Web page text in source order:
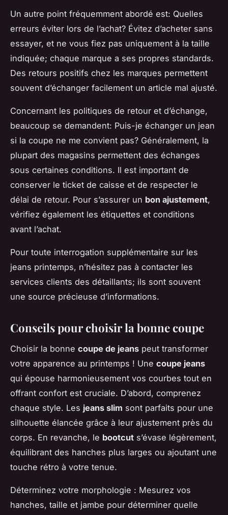
Un autre point fréquemment abordé est: Quelles
erreurs éviter lors de l’achat? Évitez d’acheter sans
essayer, et ne vous fiez pas uniquement à la taille
indiquée; chaque marque a ses propres standards.
Des retours positifs chez les marques permettent
souvent d’échanger facilement un article mal ajusté.
Concernant les politiques de retour et d’échange,
beaucoup se demandent: Puis-je échanger un jean
si la coupe ne me convient pas? Généralement, la
plupart des magasins permettent des échanges
sous certaines conditions. Il est important de
conserver le ticket de caisse et de respecter le
délai de retour. Pour s’assurer un bon ajustement,
vérifiez également les étiquettes et conditions
avant l’achat.
Pour toute interrogation supplémentaire sur les
jeans printemps, n’hésitez pas à contacter les
services clients des détaillants; ils sont souvent
une source précieuse d’informations.
Conseils pour choisir la bonne coupe
Choisir la bonne coupe de jeans peut transformer
votre apparence au printemps ! Une coupe jeans
qui épouse harmonieusement vos courbes tout en
offrant confort est cruciale. D’abord, comprenez
chaque style. Les jeans slim sont parfaits pour une
silhouette élancée grâce à leur ajustement près du
corps. En revanche, le bootcut s’évase légèrement,
équilibrant des hanches plus larges ou ajoutant une
touche rétro à votre tenue.
Déterminez votre morphologie : Mesurez vos
hanches, taille et jambe pour déterminer quelle